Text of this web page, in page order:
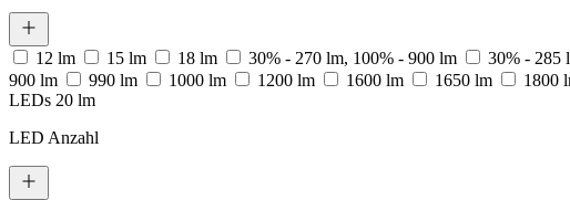
12 lm 15 lm 18 lm 30% - 270 lm, 100% - 900 lm 30% - 285
900 lm
990 lm 1000 lm 1200 lm 1600 lm 1650 lm 1800
LEDs 20 lm
LED Anzahl